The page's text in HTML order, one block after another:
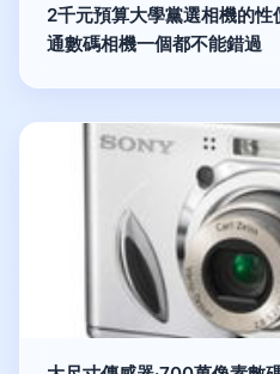
2千元預算大學黨選相機的
通數碼相機一個都不能錯過